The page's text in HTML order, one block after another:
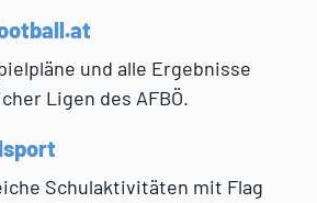
und alle Ergebnisse
Ligen des AFBÖ.
Schulaktivitäten mit Flag